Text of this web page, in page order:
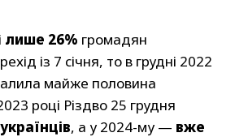
лише 26% громадян
із 7 січня, то в грудні 2022
майже половина
році Різдво 25 грудня
, а у 2024-му — вже